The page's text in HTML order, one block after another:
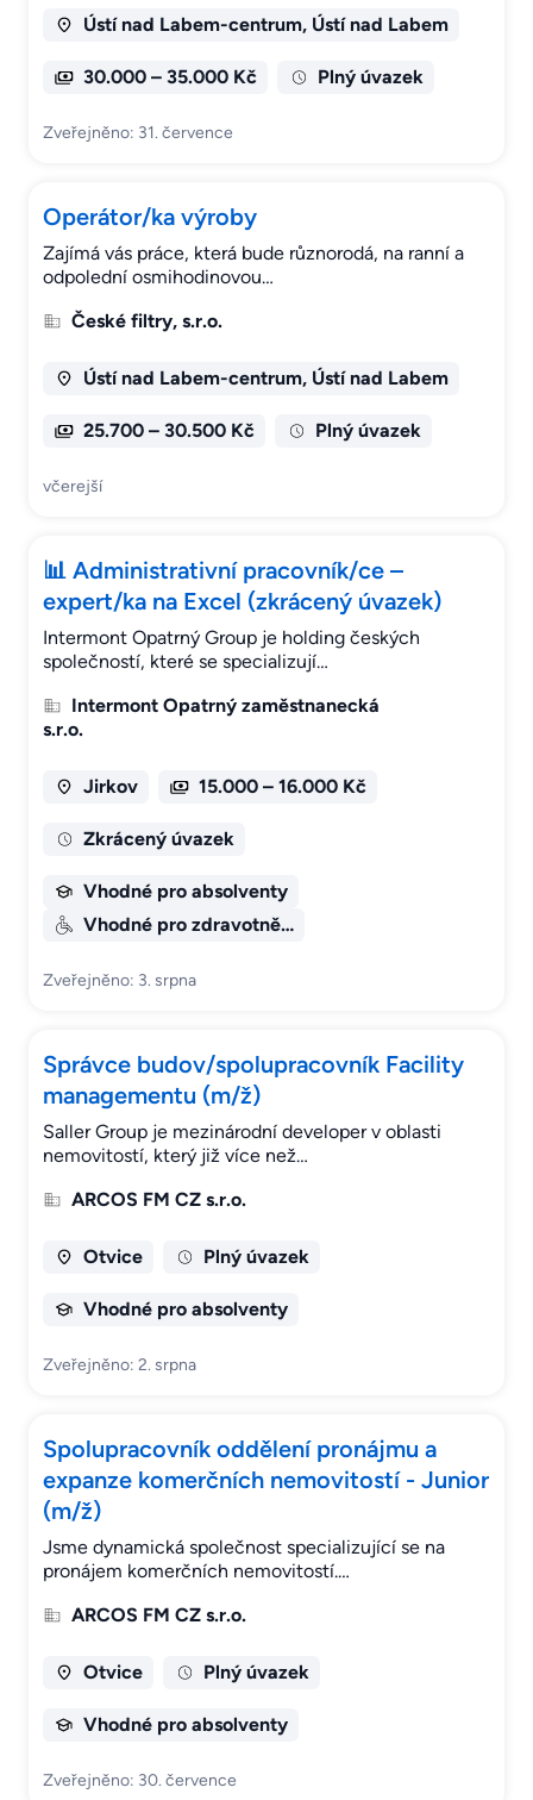
Ústí nad Labem-centrum, Ústí nad Labem
30.000 – 35.000 Kč Plný úvazek
Zveřejněno: 31. července
Operátor/ka výroby
Zajímá vás práce, která bude různorodá, na ranní a
odpolední osmihodinovou…
České filtry, s.r.o.
Ústí nad Labem-centrum, Ústí nad Labem
25.700 – 30.500 Kč Plný úvazek
včerejší
📊 Administrativní pracovník/ce –
expert/ka na Excel (zkrácený úvazek)
Intermont Opatrný Group je holding českých
společností, které se specializují…
Intermont Opatrný zaměstnanecká
s.r.o.
Jirkov 15.000 – 16.000 Kč
Zkrácený úvazek
Vhodné pro absolventy
Vhodné pro zdravotně…
Zveřejněno: 3. srpna
Správce budov/spolupracovník Facility
managementu (m/ž)
Saller Group je mezinárodní developer v oblasti
nemovitostí, který již více než…
ARCOS FM CZ s.r.o.
Otvice Plný úvazek
Vhodné pro absolventy
Zveřejněno: 2. srpna
Spolupracovník oddělení pronájmu a
expanze komerčních nemovitostí - Junior
(m/ž)
Jsme dynamická společnost specializující se na
pronájem komerčních nemovitostí.…
ARCOS FM CZ s.r.o.
Otvice Plný úvazek
Vhodné pro absolventy
Zveřejněno: 30. července